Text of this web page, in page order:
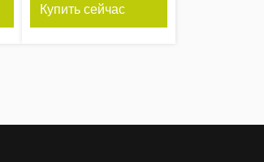
Купить сейчас